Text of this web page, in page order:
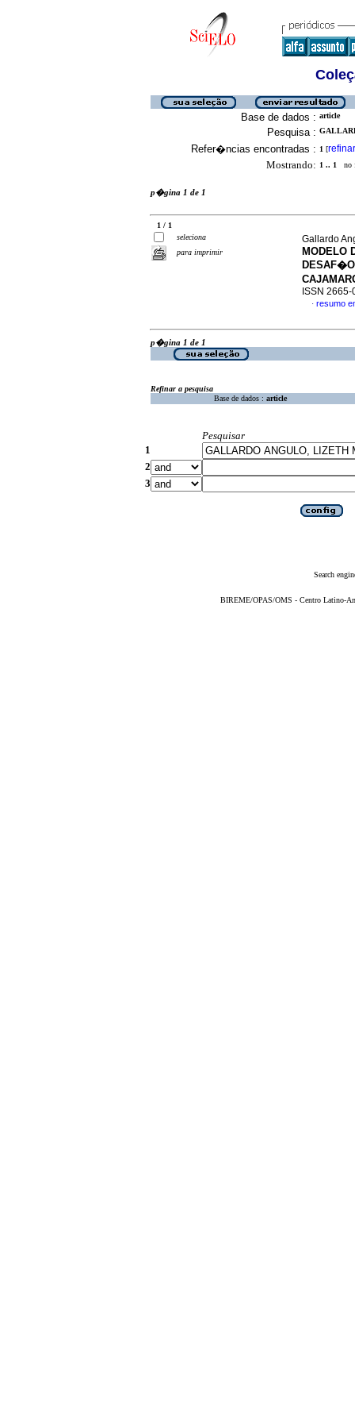
Base de dados : article
Pesquisa :
Refer�ncias encontradas : 1 [refinar
Mostrando: 1 .. 1 no
p�gina 1 de 1
1 / 1
seleciona
para imprimir
Gallardo
MODELO
ISSN 2665-
· resumo
p�gina 1 de 1
Refinar a pesquisa
Base de dados : article
Pesquisar
1
2
3
Search
BIREME/OPAS/OMS - Centro Latino-